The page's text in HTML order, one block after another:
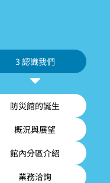
3 認識我們
防災館的誕生
概況與展望
館內分區介紹
業務洽詢